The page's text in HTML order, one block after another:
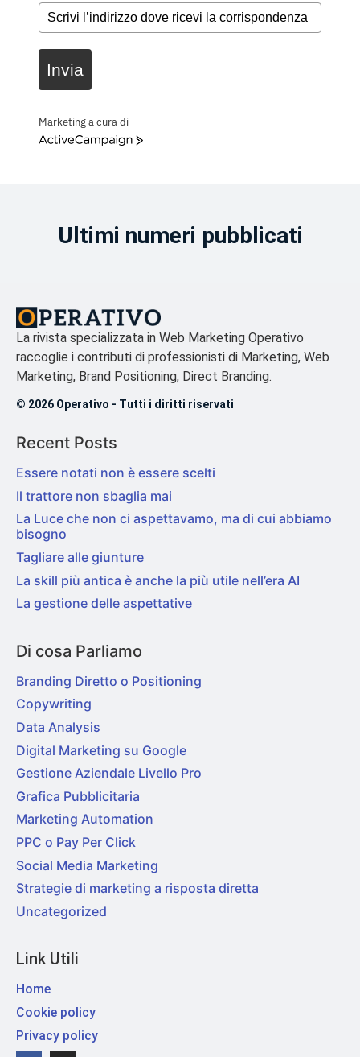
Invia
Marketing a cura di
ActiveCampaign
Ultimi numeri pubblicati
La rivista specializzata in Web Marketing Operativo
raccoglie i contributi di professionisti di Marketing, Web
Marketing, Brand Positioning, Direct Branding.
© 2026 Operativo - Tutti i diritti riservati
Recent Posts
Essere notati non è essere scelti
Il trattore non sbaglia mai
La Luce che non ci aspettavamo, ma di cui abbiamo
bisogno
Tagliare alle giunture
La skill più antica è anche la più utile nell’era AI
La gestione delle aspettative
Di cosa Parliamo
Branding Diretto o Positioning
Copywriting
Data Analysis
Digital Marketing su Google
Gestione Aziendale Livello Pro
Grafica Pubblicitaria
Marketing Automation
PPC o Pay Per Click
Social Media Marketing
Strategie di marketing a risposta diretta
Uncategorized
Link Utili
Home
Cookie policy
Privacy policy